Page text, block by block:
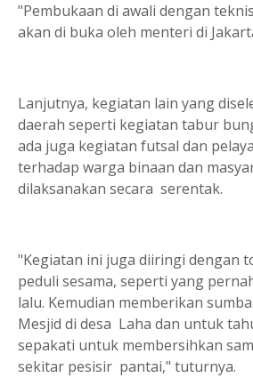
"Pembukaan di awali dengan
akan di buka oleh menteri di
Lanjutnya, kegiatan lain yang
daerah seperti kegiatan tabur
ada juga kegiatan futsal dan
terhadap warga binaan dan
dilaksanakan secara serentak.
"Kegiatan ini juga diiringi dengan
peduli sesama, seperti yang
lalu. Kemudian memberikan
Mesjid di desa Laha dan untuk
sepakati untuk membersihkan
sekitar pesisir pantai," tuturnya.